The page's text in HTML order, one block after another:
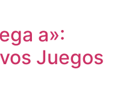
a»:
Juegos